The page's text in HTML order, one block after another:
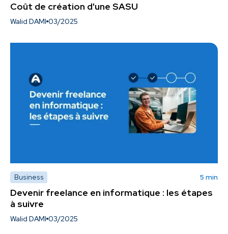
Coût de création d'une SASU
Walid DAMI 03/2025
Business 5 min
Devenir freelance en informatique : les étapes
à suivre
Walid DAMI 03/2025